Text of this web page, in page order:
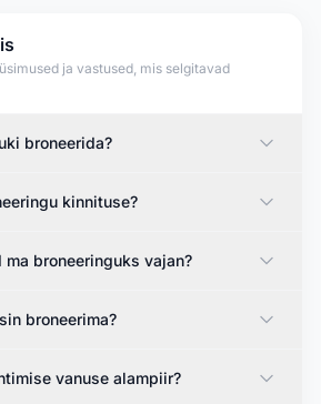
ja vastused, mis selgitavad
broneerida?
kinnituse?
broneeringuks vajan?
broneerima?
vanuse alampiir?